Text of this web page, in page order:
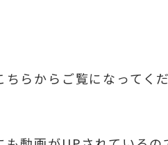
らからご覧になってく